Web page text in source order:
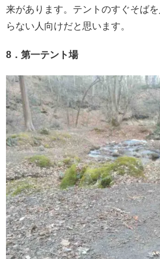
来があります。テントのすぐそば
らない人向けだと思います。
8．第一テント場